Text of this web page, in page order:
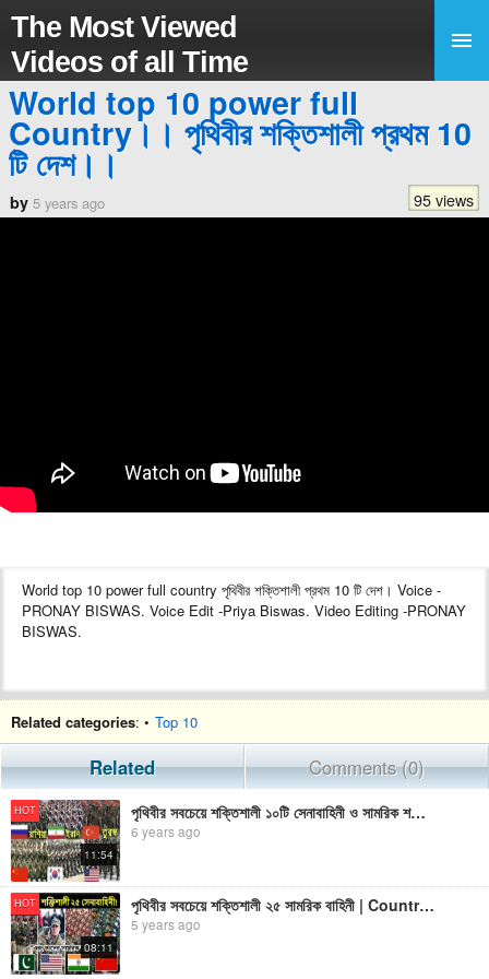
The Most Viewed
Videos of all Time
World top 10 power full
Country।। পৃথিবীর শক্তিশালী প্রথম 10
টি দেশ।।
by 5 years ago 95 views
World top 10 power full country পৃথিবীর শক্তিশালী প্রথম 10 টি দেশ। Voice -
PRONAY BISWAS. Voice Edit -Priya Biswas. Video Editing -PRONAY
BISWAS.
Related categories: • Top 10
Related Comments (0)
HOT
11:54
পৃথিবীর সবচেয়ে শক্তিশালী ১০টি সেনাবাহিনী ও সামরিক শক্তির দেশ। World Top 10 Powerful Country
6 years ago
HOT
08:11
পৃথিবীর সবচেয়ে শক্তিশালী ২৫ সামরিক বাহিনী | Country Info Top 25 Most Powerful Militaries
5 years ago